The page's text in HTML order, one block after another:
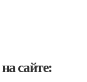
сайте: